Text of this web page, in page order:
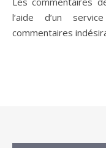
l’aide d’un
commentaires